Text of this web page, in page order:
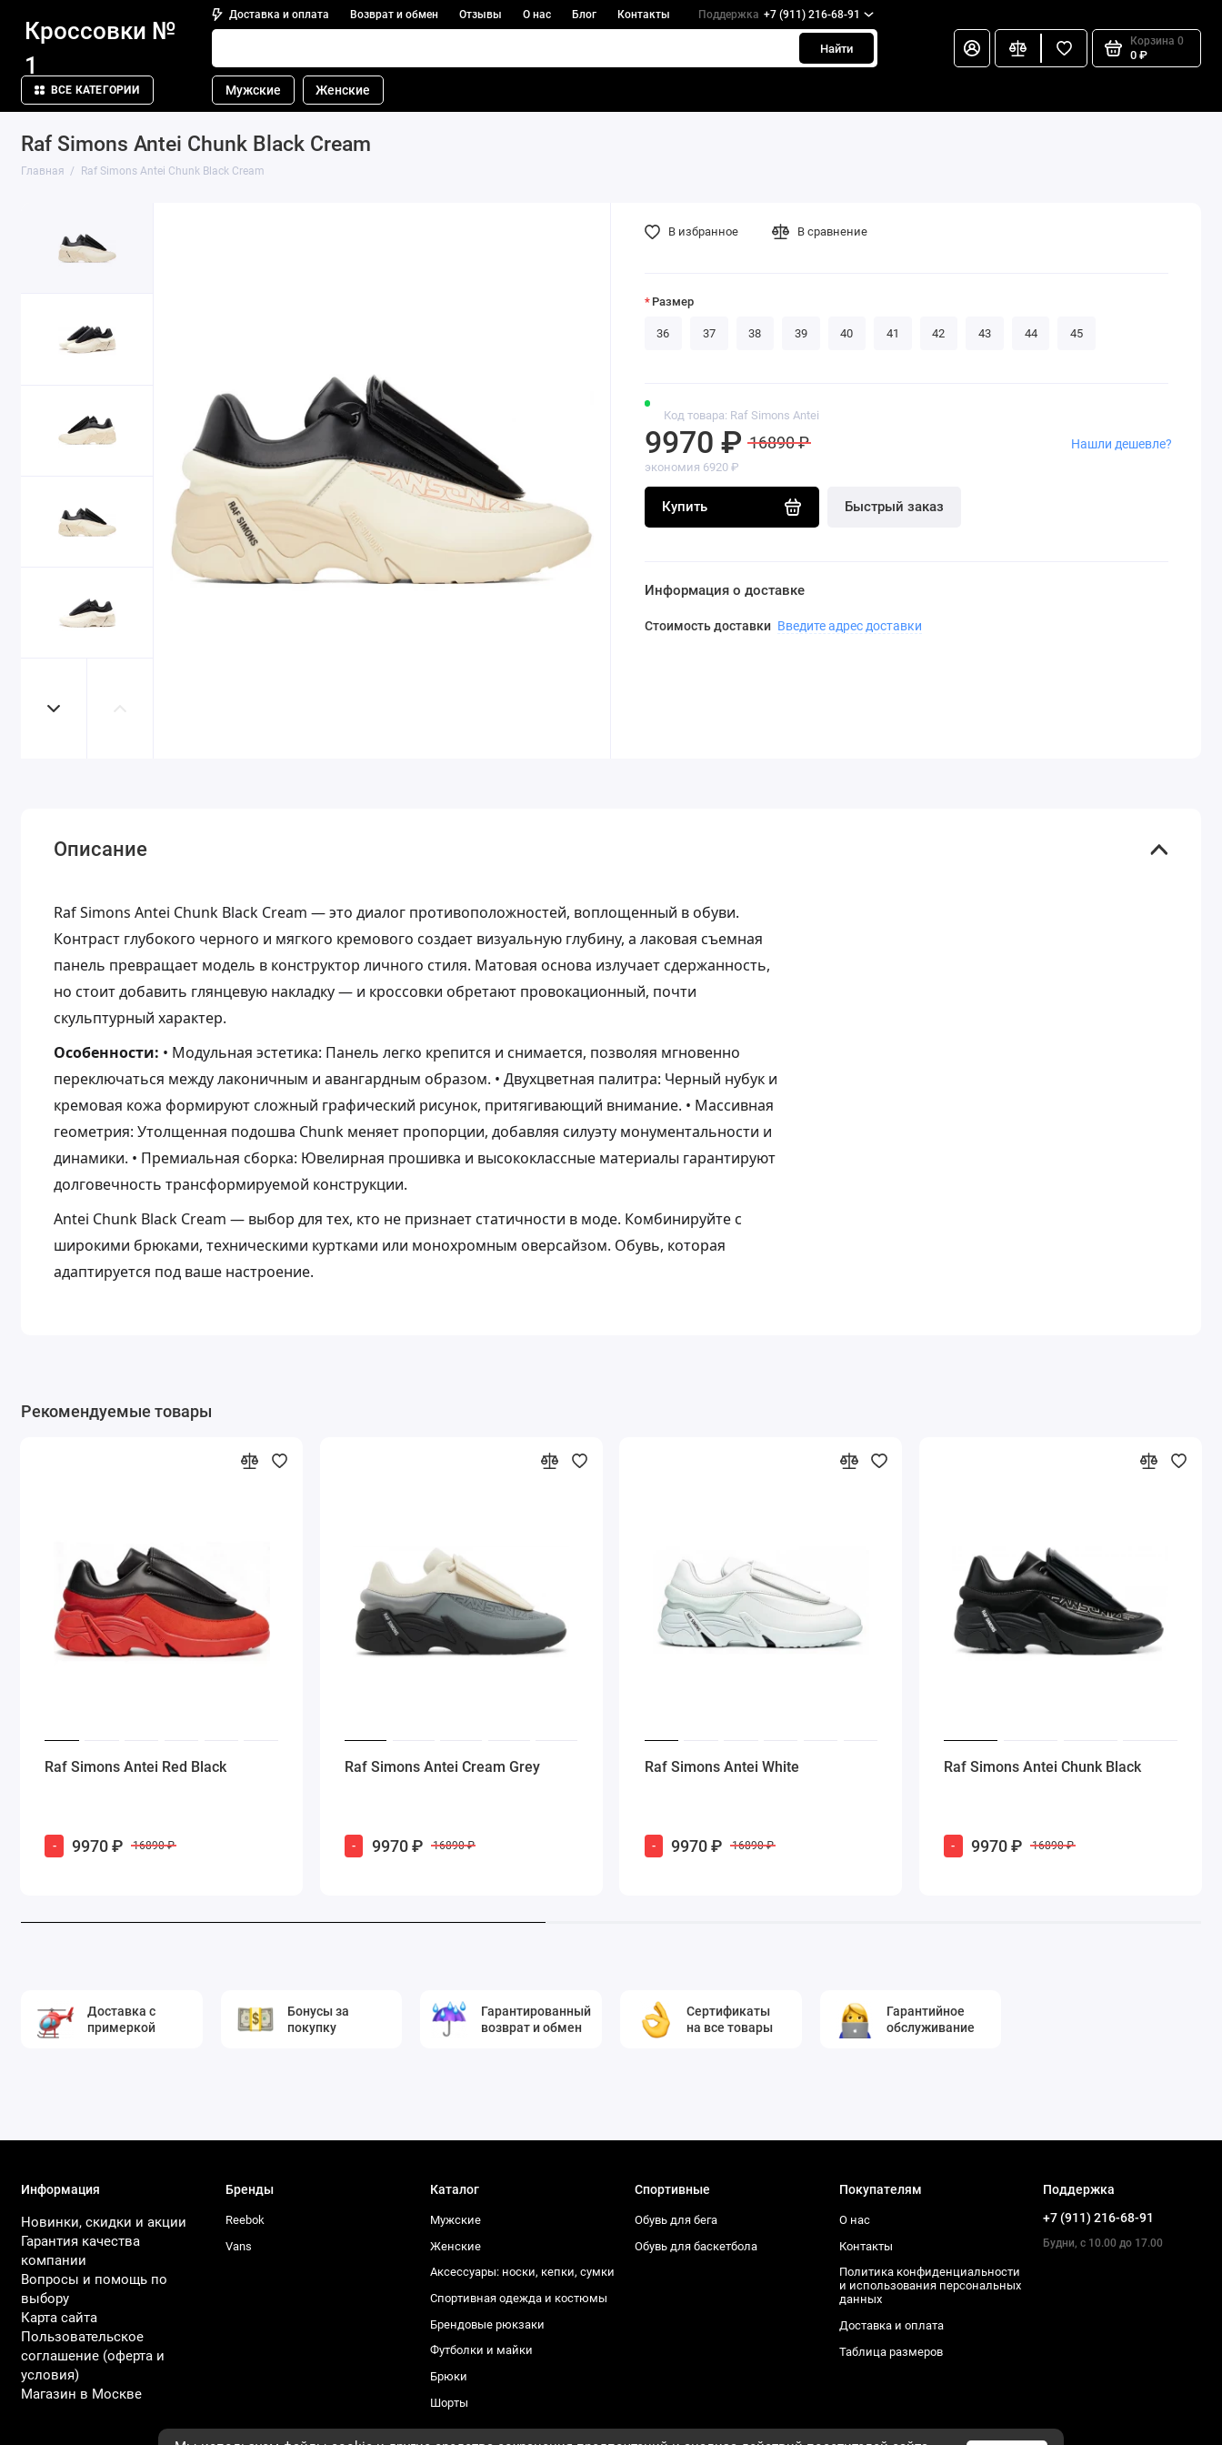
Доставка и оплата Возврат и обмен Отзывы О нас Блог Контакты Поддержка +7 (911) 216-68-91
Кроссовки №
1
Найти
Корзина 0
0 ₽
ВСЕ КАТЕГОРИИ Мужские Женские
Raf Simons Antei Chunk Black Cream
Главная Raf Simons Antei Chunk Black Cream
Код товара: Raf Simons Antei
9970 ₽ 16890 ₽
экономия 6920 ₽
Купить Быстрый заказ
Нашли дешевле?
В избранное В сравнение
Размер
36 37 38 39 40 41 42 43 44 45
Информация о доставке
Стоимость доставки Введите адрес доставки
Описание
Raf Simons Antei Chunk Black Cream — это диалог противоположностей, воплощенный в обуви.
Контраст глубокого черного и мягкого кремового создает визуальную глубину, а лаковая съемная
панель превращает модель в конструктор личного стиля. Матовая основа излучает сдержанность,
но стоит добавить глянцевую накладку — и кроссовки обретают провокационный, почти
скульптурный характер.
Особенности: • Модульная эстетика: Панель легко крепится и снимается, позволяя мгновенно
переключаться между лаконичным и авангардным образом. • Двухцветная палитра: Черный нубук и
кремовая кожа формируют сложный графический рисунок, притягивающий внимание. • Массивная
геометрия: Утолщенная подошва Chunk меняет пропорции, добавляя силуэту монументальности и
динамики. • Премиальная сборка: Ювелирная прошивка и высококлассные материалы гарантируют
долговечность трансформируемой конструкции.
Antei Chunk Black Cream — выбор для тех, кто не признает статичности в моде. Комбинируйте с
широкими брюками, техническими куртками или монохромным оверсайзом. Обувь, которая
адаптируется под ваше настроение.
Рекомендуемые товары
Raf Simons Antei Red Black
- 9970 ₽ 16890 ₽
Raf Simons Antei Cream Grey
- 9970 ₽ 16890 ₽
Raf Simons Antei White
- 9970 ₽ 16890 ₽
Raf Simons Antei Chunk Black
- 9970 ₽ 16890 ₽
Доставка с
примеркой
Бонусы за
покупку
Гарантированный
возврат и обмен
Сертификаты
на все товары
Гарантийное
обслуживание
Информация
Новинки, скидки и акции
Гарантия качества
компании
Вопросы и помощь по
выбору
Карта сайта
Пользовательское
соглашение (оферта и
условия)
Магазин в Москве
Бренды
Reebok
Vans
Каталог
Мужские
Женские
Аксессуары: носки, кепки, сумки
Спортивная одежда и костюмы
Брендовые рюкзаки
Футболки и майки
Брюки
Шорты
Спортивные
Обувь для бега
Обувь для баскетбола
Покупателям
О нас
Контакты
Политика конфиденциальности
и использования персональных
данных
Доставка и оплата
Таблица размеров
Поддержка
+7 (911) 216-68-91
Будни, с 10.00 до 17.00